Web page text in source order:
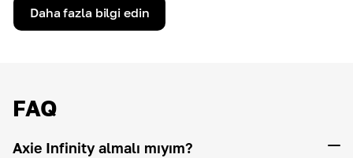
Daha fazla bilgi edin
FAQ
Axie Infinity almalı mıyım?